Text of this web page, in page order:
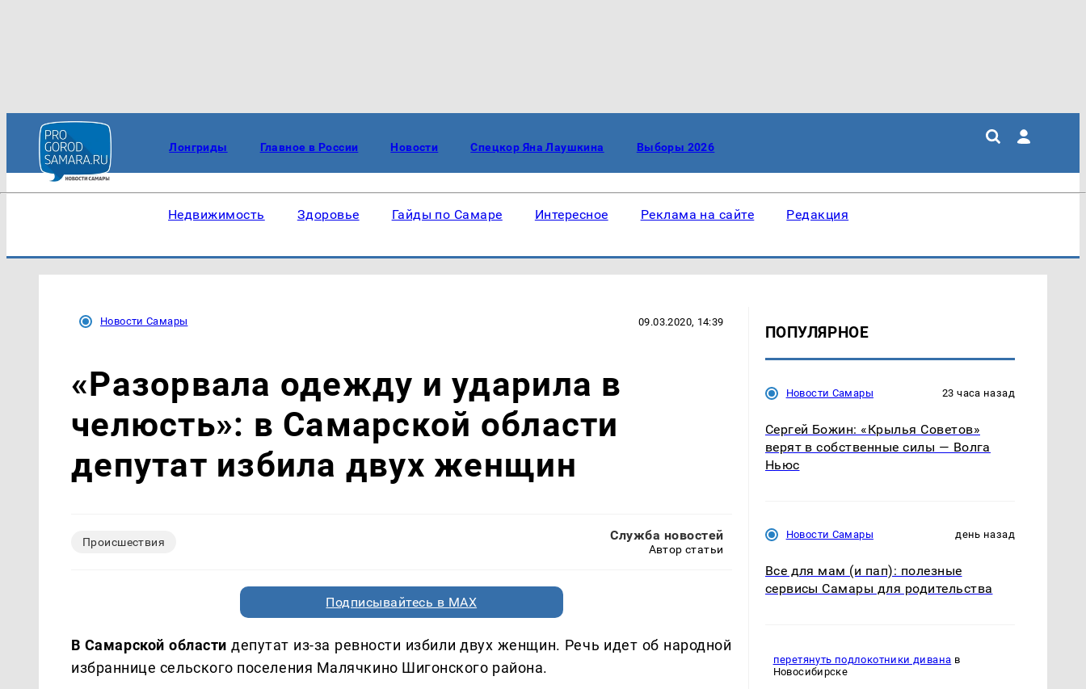
Лонгриды Главное в России Новости Спецкор Яна Лаушкина Выборы 2026
Недвижимость Здоровье Гайды по Самаре Интересное Реклама на сайте Редакция
Новости Самары 09.03.2020, 14:39
«Разорвала одежду и ударила в
челюсть»: в Самарской области
депутат избила двух женщин
Происшествия Служба новостей
Автор статьи
Подписывайтесь в MAX
В Самарской области депутат из-за ревности избили двух женщин. Речь идет об народной
избраннице сельского поселения Малячкино Шигонского района.
ПОПУЛЯРНОЕ
Новости Самары 23 часа назад
Сергей Божин: «Крылья Советов»
верят в собственные силы — Волга
Ньюс
Новости Самары день назад
Все для мам (и пап): полезные
сервисы Самары для родительства
перетянуть подлокотники дивана в
Новосибирске